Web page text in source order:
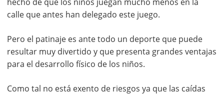
calle que antes han delegado este juego.
Pero el patinaje es ante todo un deporte que puede
resultar muy divertido y que presenta grandes ventajas
para el desarrollo físico de los niños.
Como tal no está exento de riesgos ya que las caídas